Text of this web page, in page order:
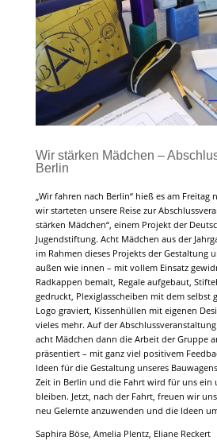
Wir stärken Mädchen –
Berlin
„Wir fahren nach Berlin“ hieß es am Freitag
wir starteten unsere Reise zur
stärken Mädchen“, einem Projekt der
Jugendstiftung. Acht Mädchen aus der
im Rahmen dieses Projekts der Gestaltung
außen wie innen – mit vollem Einsatz
Radkappen bemalt, Regale aufgebaut,
gedruckt, Plexiglasscheiben mit dem selbst
Logo graviert, Kissenhüllen mit eigenen
vieles mehr. Auf der
acht Mädchen dann die Arbeit der Gruppe
präsentiert – mit ganz viel positivem
Ideen für die Gestaltung unseres
Zeit in Berlin und die Fahrt wird für uns ein
bleiben. Jetzt, nach der Fahrt, freuen wir
neu Gelernte anzuwenden und die Ideen
Saphira Böse, Amelia Plentz, Eliane Reckert